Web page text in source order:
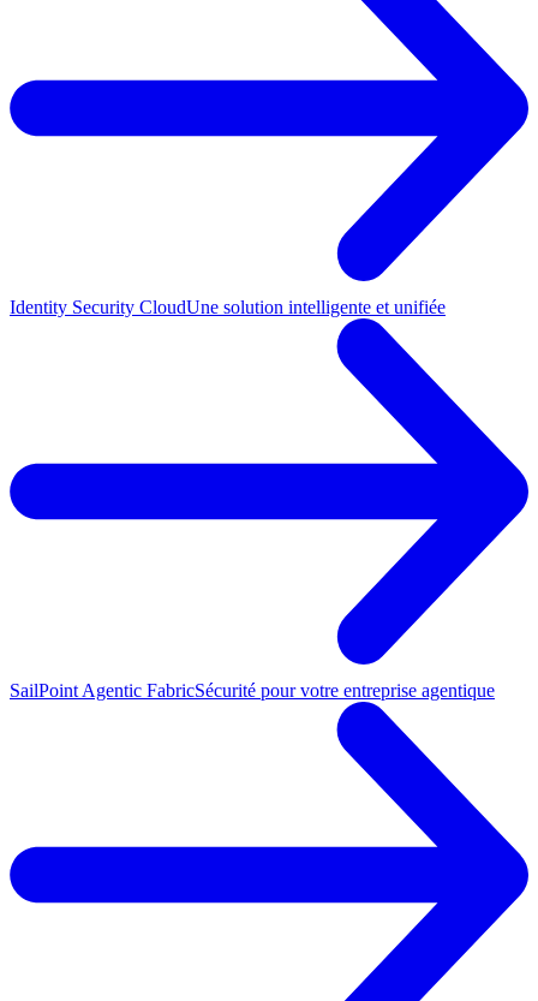
Identity Security CloudUne solution intelligente et unifiée
SailPoint Agentic FabricSécurité pour votre entreprise agentique